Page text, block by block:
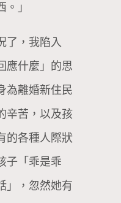
」
了，我陷入
應什麼」的思
為離婚新住民
辛苦，以及孩
的各種人際狀
子「乖是乖
」，忽然她有